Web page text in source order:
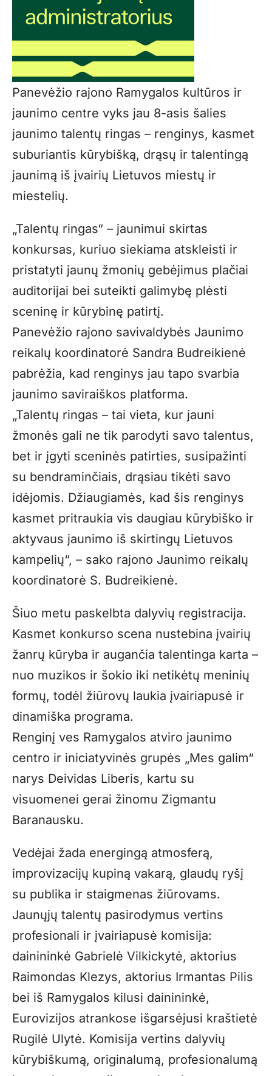
Panevėžio rajono Ramygalos kultūros ir
jaunimo centre vyks jau 8-asis šalies
jaunimo talentų ringas – renginys, kasmet
suburiantis kūrybišką, drąsų ir talentingą
jaunimą iš įvairių Lietuvos miestų ir
miestelių.
„Talentų ringas“ – jaunimui skirtas
konkursas, kuriuo siekiama atskleisti ir
pristatyti jaunų žmonių gebėjimus plačiai
auditorijai bei suteikti galimybę plėsti
sceninę ir kūrybinę patirtį.
Panevėžio rajono savivaldybės Jaunimo
reikalų koordinatorė Sandra Budreikienė
pabrėžia, kad renginys jau tapo svarbia
jaunimo saviraiškos platforma.
„Talentų ringas – tai vieta, kur jauni
žmonės gali ne tik parodyti savo talentus,
bet ir įgyti sceninės patirties, susipažinti
su bendraminčiais, drąsiau tikėti savo
idėjomis. Džiaugiamės, kad šis renginys
kasmet pritraukia vis daugiau kūrybiško ir
aktyvaus jaunimo iš skirtingų Lietuvos
kampelių“, – sako rajono Jaunimo reikalų
koordinatorė S. Budreikienė.
Šiuo metu paskelbta dalyvių registracija.
Kasmet konkurso scena nustebina įvairių
žanrų kūryba ir augančia talentinga karta –
nuo muzikos ir šokio iki netikėtų meninių
formų, todėl žiūrovų laukia įvairiapusė ir
dinamiška programa.
Renginį ves Ramygalos atviro jaunimo
centro ir iniciatyvinės grupės „Mes galim“
narys Deividas Liberis, kartu su
visuomenei gerai žinomu Zigmantu
Baranausku.
Vedėjai žada energingą atmosferą,
improvizacijų kupiną vakarą, glaudų ryšį
su publika ir staigmenas žiūrovams.
Jaunųjų talentų pasirodymus vertins
profesionali ir įvairiapusė komisija:
dainininkė Gabrielė Vilkickytė, aktorius
Raimondas Klezys, aktorius Irmantas Pilis
bei iš Ramygalos kilusi dainininkė,
Eurovizijos atrankose išgarsėjusi kraštietė
Rugilė Ulytė. Komisija vertins dalyvių
kūrybiškumą, originalumą, profesionalumą